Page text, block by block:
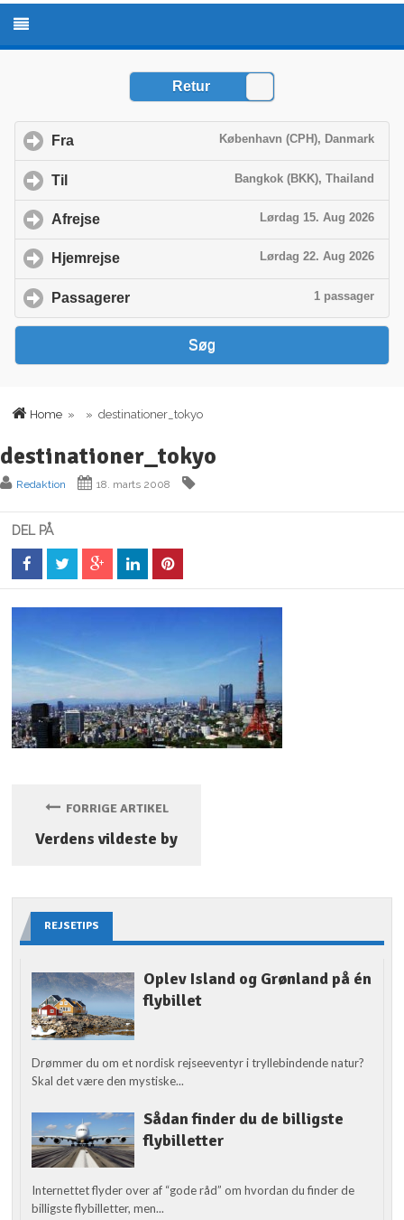
Home » » destinationer_tokyo
destinationer_tokyo
Redaktion 18. marts 2008
DEL PÅ
FORRIGE ARTIKEL
Verdens vildeste by
REJSETIPS
Oplev Island og Grønland på én
flybillet
Drømmer du om et nordisk rejseeventyr i tryllebindende natur?
Skal det være den mystiske...
Sådan finder du de billigste
flybilletter
Internettet flyder over af “gode råd” om hvordan du finder de
billigste flybilletter, men...